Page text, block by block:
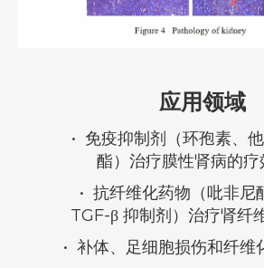
应用领域
• 免疫抑制剂（环孢素、
酯）治疗膜性肾病的疗
• 抗纤维化药物（吡非尼
TGF-β 抑制剂）治疗肾纤
• 补体、足细胞损伤和纤维